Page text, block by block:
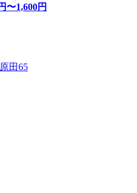
〜1,600円
田65